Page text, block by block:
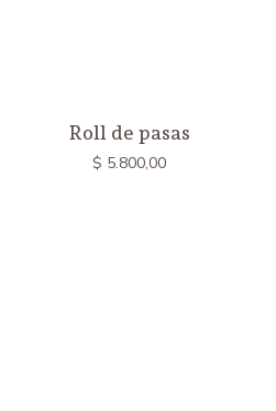
Roll de pasas
$ 5.800,00